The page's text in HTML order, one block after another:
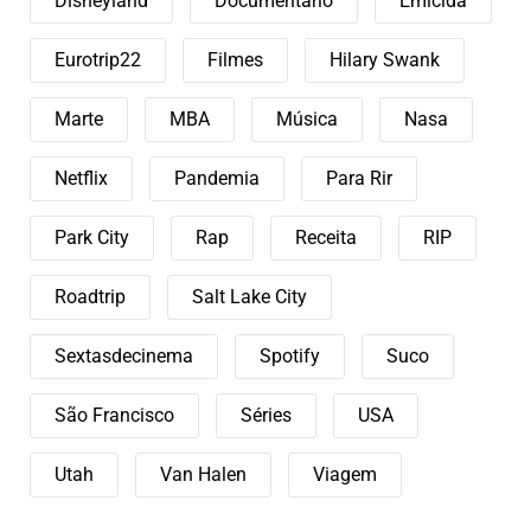
Eurotrip22 Filmes Hilary Swank
Marte MBA Música Nasa
Netflix Pandemia Para Rir
Park City Rap Receita RIP
Roadtrip Salt Lake City
Sextasdecinema Spotify Suco
São Francisco Séries USA
Utah Van Halen Viagem